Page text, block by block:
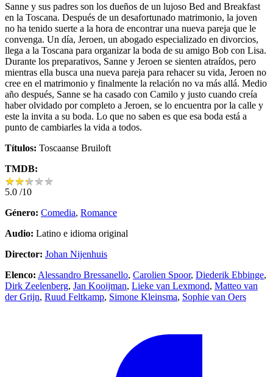
Sanne y sus padres son los dueños de un lujoso Bed and Breakfast
en la Toscana. Después de un desafortunado matrimonio, la joven
no ha tenido suerte a la hora de encontrar una nueva pareja que le
convenga. Un día, Jeroen, un abogado especializado en divorcios,
llega a la Toscana para organizar la boda de su amigo Bob con Lisa.
Durante los preparativos, Sanne y Jeroen se sienten atraídos, pero
mientras ella busca una nueva pareja para rehacer su vida, Jeroen no
cree en el matrimonio y finalmente la relación no va más allá. Medio
año después, Sanne se ha casado con Camilo y justo cuando creía
haber olvidado por completo a Jeroen, se lo encuentra por la calle y
este la invita a su boda. Lo que no saben es que esa boda está a
punto de cambiarles la vida a todos.
Títulos: Toscaanse Bruiloft
TMDB:
★★★★★
★★★★★
5.0 /10
Género: Comedia, Romance
Audio: Latino e idioma original
Director: Johan Nijenhuis
Elenco: Alessandro Bressanello, Carolien Spoor, Diederik Ebbinge,
Dirk Zeelenberg, Jan Kooijman, Lieke van Lexmond, Matteo van
der Grijn, Ruud Feltkamp, Simone Kleinsma, Sophie van Oers